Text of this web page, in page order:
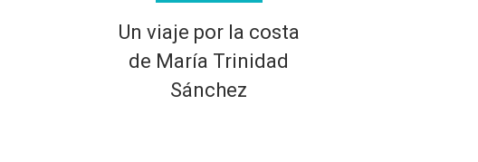
Un viaje por la costa
de María Trinidad
Sánchez